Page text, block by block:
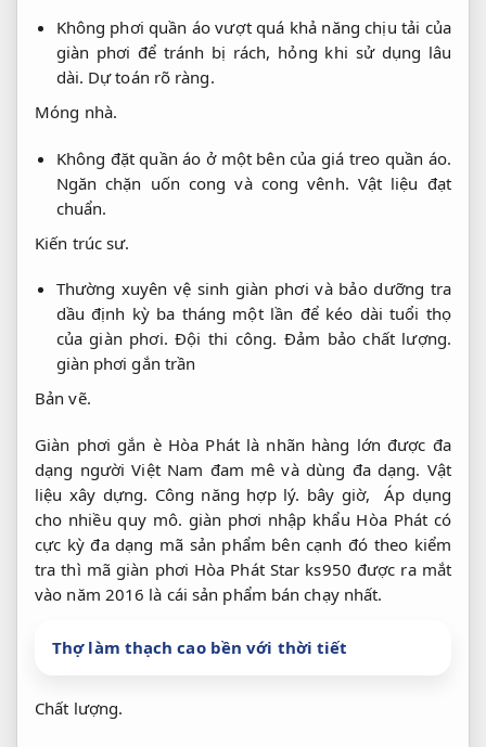
Không phơi quần áo vượt quá khả năng chịu tải của
giàn phơi để tránh bị rách, hỏng khi sử dụng lâu
dài. Dự toán rõ ràng.
Móng nhà.
Không đặt quần áo ở một bên của giá treo quần áo.
Ngăn chặn uốn cong và cong vênh. Vật liệu đạt
chuẩn.
Kiến trúc sư.
Thường xuyên vệ sinh giàn phơi và bảo dưỡng tra
dầu định kỳ ba tháng một lần để kéo dài tuổi thọ
của giàn phơi.Đội thi công. Đảm bảo chất lượng.
giàn phơi gắn trần
Bản vẽ.
Giàn phơi gắn è Hòa Phát là nhãn hàng lớn được đa
dạng người Việt Nam đam mê và dùng đa dạng. Vật
liệu xây dựng. Công năng hợp lý. bây giờ, Áp dụng
cho nhiều quy mô. giàn phơi nhập khẩu Hòa Phát có
cực kỳ đa dạng mã sản phẩm bên cạnh đó theo kiểm
tra thì mã giàn phơi Hòa Phát Star ks950 được ra mắt
vào năm 2016 là cái sản phẩm bán chạy nhất.
Thợ làm thạch cao bền với thời tiết
Chất lượng.